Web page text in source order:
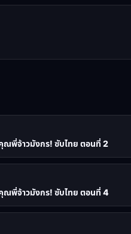
ณพี่จ้าวมังกร! ซับไทย ตอนที่ 2
ณพี่จ้าวมังกร! ซับไทย ตอนที่ 4